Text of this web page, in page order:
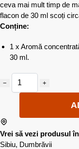
ceva mai mult timp de
flacon de 30 ml scoți
Conține:
1 x Aromă
30 ml.
− +
Vrei să vezi produsul
Sibiu, Dumbrăvii